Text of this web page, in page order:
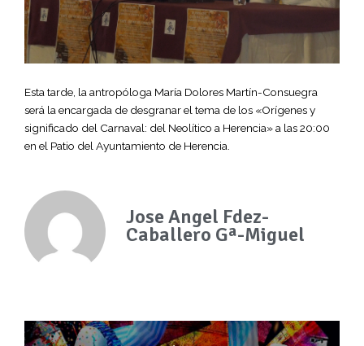
Esta tarde, la antropóloga María Dolores Martín-Consuegra
será la encargada de desgranar el tema de los «Orígenes y
significado del Carnaval: del Neolítico a Herencia» a las 20:00
en el Patio del Ayuntamiento de Herencia.
Jose Angel Fdez-
Caballero Gª-Miguel